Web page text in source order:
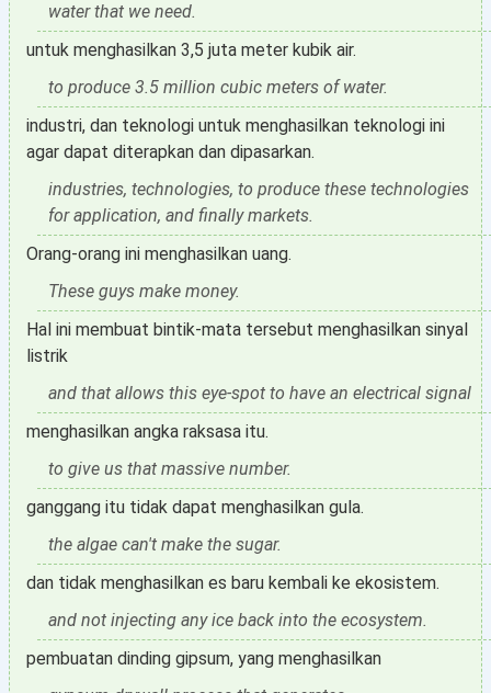
water that we need.
untuk menghasilkan 3,5 juta meter kubik air.
to produce 3.5 million cubic meters of water.
industri, dan teknologi untuk menghasilkan teknologi ini
agar dapat diterapkan dan dipasarkan.
industries, technologies, to produce these technologies
for application, and finally markets.
Orang-orang ini menghasilkan uang.
These guys make money.
Hal ini membuat bintik-mata tersebut menghasilkan sinyal
listrik
and that allows this eye-spot to have an electrical signal
menghasilkan angka raksasa itu.
to give us that massive number.
ganggang itu tidak dapat menghasilkan gula.
the algae can't make the sugar.
dan tidak menghasilkan es baru kembali ke ekosistem.
and not injecting any ice back into the ecosystem.
pembuatan dinding gipsum, yang menghasilkan